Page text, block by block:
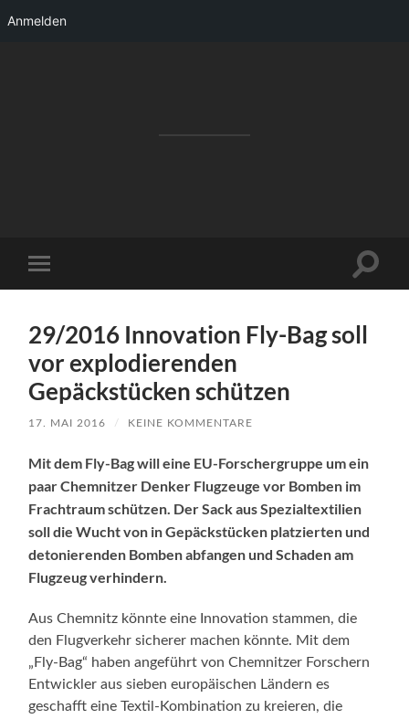
Anmelden
Menü
29/2016 Innovation Fly-Bag soll
vor explodierenden
Gepäckstücken schützen
17. MAI 2016 / KEINE KOMMENTARE
Mit dem Fly-Bag will eine EU-Forschergruppe um ein
paar Chemnitzer Denker Flugzeuge vor Bomben im
Frachtraum schützen. Der Sack aus Spezialtextilien
soll die Wucht von in Gepäckstücken platzierten und
detonierenden Bomben abfangen und Schaden am
Flugzeug verhindern.
Aus Chemnitz könnte eine Innovation stammen, die
den Flugverkehr sicherer machen könnte. Mit dem
„Fly-Bag“ haben angeführt von Chemnitzer Forschern
Entwickler aus sieben europäischen Ländern es
geschafft eine Textil-Kombination zu kreieren, die